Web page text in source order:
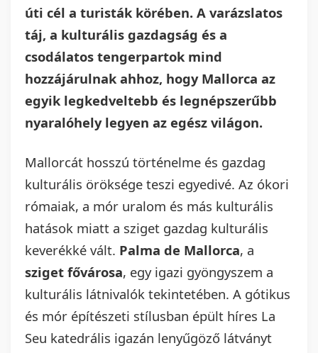
úti cél a turisták körében. A varázslatos
táj, a kulturális gazdagság és a
csodálatos tengerpartok mind
hozzájárulnak ahhoz, hogy Mallorca az
egyik legkedveltebb és legnépszerűbb
nyaralóhely legyen az egész világon.
Mallorcát hosszú történelme és gazdag
kulturális öröksége teszi egyedivé. Az ókori
rómaiak, a mór uralom és más kulturális
hatások miatt a sziget gazdag kulturális
keverékké vált. Palma de Mallorca, a
sziget fővárosa, egy igazi gyöngyszem a
kulturális látnivalók tekintetében. A gótikus
és mór építészeti stílusban épült híres La
Seu katedrális igazán lenyűgöző látványt